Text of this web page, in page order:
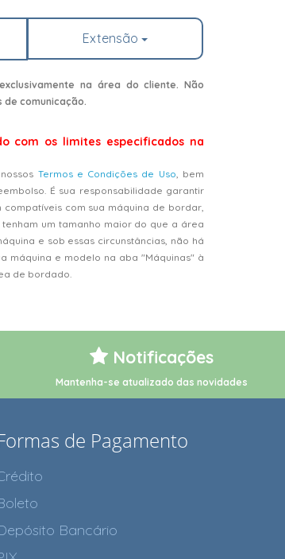
Extensão
na área do cliente. Não
comunicação.
com os limites especificados na
Termos e Condições de Uso , bem
É sua responsabilidade garantir
com sua máquina de bordar,
um tamanho maior do que a área
e sob essas circunstâncias, não há
máquina e modelo na aba "Máquinas" à
de bordado.
Notificações
Mantenha-se atualizado das novidades
de Pagamento
Bancário